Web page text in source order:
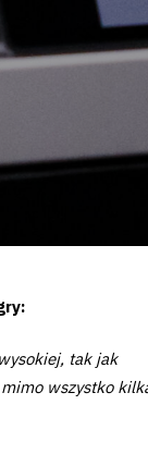
tak jak
wszystko